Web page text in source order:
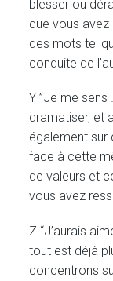
blesser ou
que vous avez
des mots tel
conduite de
Y ”Je me sens
dramatiser, et
également sur
face à cette
de valeurs et
vous avez
Z “J’aurais
tout est déjà
concentrons